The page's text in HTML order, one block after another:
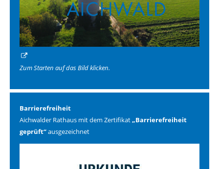
Zum Starten auf das Bild klicken.
Barrierefreiheit
Aichwalder Rathaus mit dem Zertifikat„Barrierefreiheit
geprüft“ausgezeichnet